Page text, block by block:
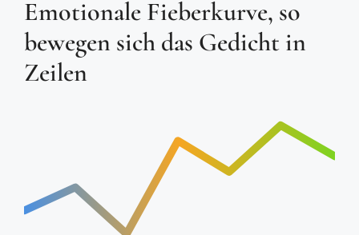
Emotionale Fieberkurve, so
bewegen sich das Gedicht in
Zeilen